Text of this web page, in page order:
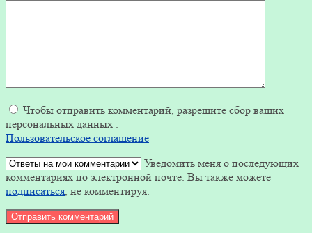
Чтобы отправить комментарий, разрешите сбор ваших
персональных данных .
Пользовательское соглашение
Уведомить меня о последующих
комментариях по электронной почте. Вы также можете
подписаться, не комментируя.